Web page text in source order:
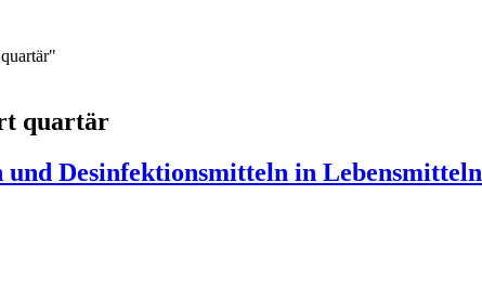
quartär
und Desinfektionsmitteln in Lebensmitteln